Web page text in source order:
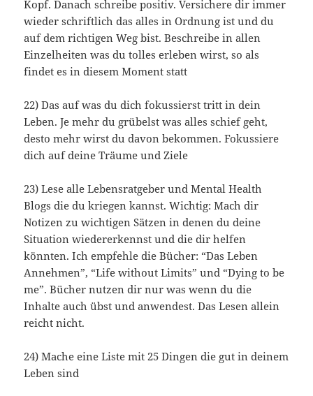
Kopf. Danach schreibe positiv. Versichere dir immer
wieder schriftlich das alles in Ordnung ist und du
auf dem richtigen Weg bist. Beschreibe in allen
Einzelheiten was du tolles erleben wirst, so als
findet es in diesem Moment statt
22) Das auf was du dich fokussierst tritt in dein
Leben. Je mehr du grübelst was alles schief geht,
desto mehr wirst du davon bekommen. Fokussiere
dich auf deine Träume und Ziele
23) Lese alle Lebensratgeber und Mental Health
Blogs die du kriegen kannst. Wichtig: Mach dir
Notizen zu wichtigen Sätzen in denen du deine
Situation wiedererkennst und die dir helfen
könnten. Ich empfehle die Bücher: “Das Leben
Annehmen”, “Life without Limits” und “Dying to be
me”. Bücher nutzen dir nur was wenn du die
Inhalte auch übst und anwendest. Das Lesen allein
reicht nicht.
24) Mache eine Liste mit 25 Dingen die gut in deinem
Leben sind